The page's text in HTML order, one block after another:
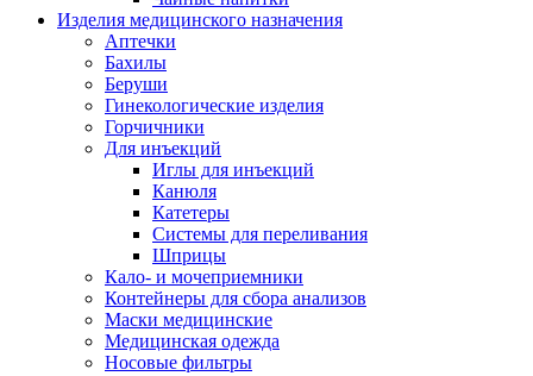
Изделия медицинского назначения
Аптечки
Бахилы
Беруши
Гинекологические изделия
Горчичники
Для инъекций
Иглы для инъекций
Канюля
Катетеры
Системы для переливания
Шприцы
Кало- и мочеприемники
Контейнеры для сбора анализов
Маски медицинские
Медицинская одежда
Носовые фильтры